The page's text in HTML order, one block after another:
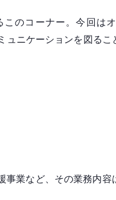
のコーナー。今回は
ニケーションを図るこ
業など、その業務内容